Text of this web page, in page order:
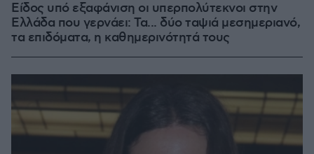
Είδος υπό εξαφάνιση οι υπερπολύτεκνοι στην
Ελλάδα που γερνάει: Τα... δύο ταψιά μεσημεριανό,
τα επιδόματα, η καθημερινότητά τους